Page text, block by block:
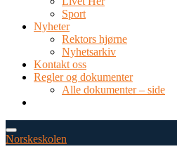
Sport
Nyheter
Rektors hjørne
Nyhetsarkiv
Kontakt oss
Regler og dokumenter
Alle dokumenter – side
Norskeskolen